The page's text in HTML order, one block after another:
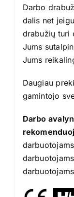
Darbo
dalis net
drabužių turi
Jums
Jums
Daugiau
gamintojo
Darbo